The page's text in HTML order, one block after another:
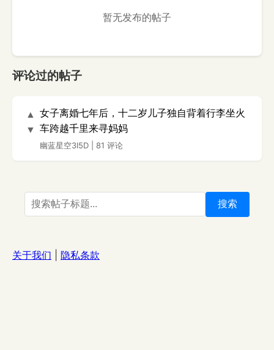
暂无发布的帖子
评论过的帖子
▲
▼
女子离婚七年后，十二岁儿子独自背着行李坐火
车跨越千里来寻妈妈
幽蓝星空3I5D 81 评论
搜索
关于我们 隐私条款